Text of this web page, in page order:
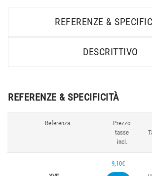
REFERENZE &
DESCRITTIVO
REFERENZE & SPECIFICITÀ
Referenza
Prezzo
tasse
incl.
9,10€